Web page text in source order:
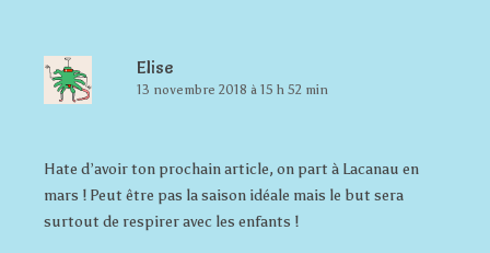
Elise
13 novembre 2018 à 15 h 52 min
Hate d’avoir ton prochain article, on part à Lacanau en
mars ! Peut être pas la saison idéale mais le but sera
surtout de respirer avec les enfants !